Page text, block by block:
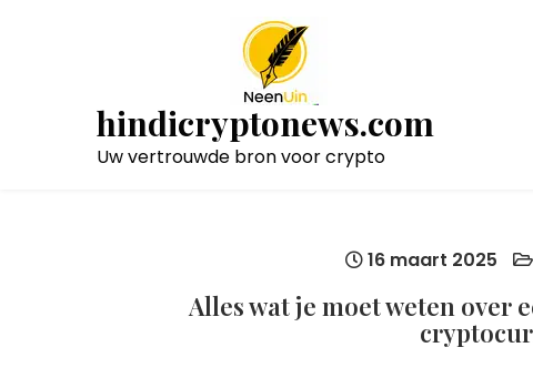
hindicryptonews.com
Uw vertrouwde bron voor crypto
16 maart 2025
Alles wat je moet weten over